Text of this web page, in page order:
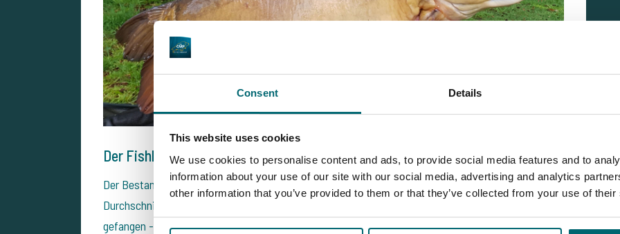
Consent Details
This website uses cookies
We use cookies to personalise content and ads, to provide social media features and to
information about your use of our site with our social media, advertising and analytics
other information that you’ve provided to them or that they’ve collected from your use of
Der Fishbestand
Der Bestand amJarlat Big Lakewird realistisch auf etwa 160 Karpfen mit einem
Durchschnittsgewicht von 17-18 kg+ geschätzt. Es wurden bereits verschiedene Karpfen bis 27 kg
gefangen - und das bei bisher "minimalem" Angeldruck. Mit einer Fülle an natürlichen Nahrung,